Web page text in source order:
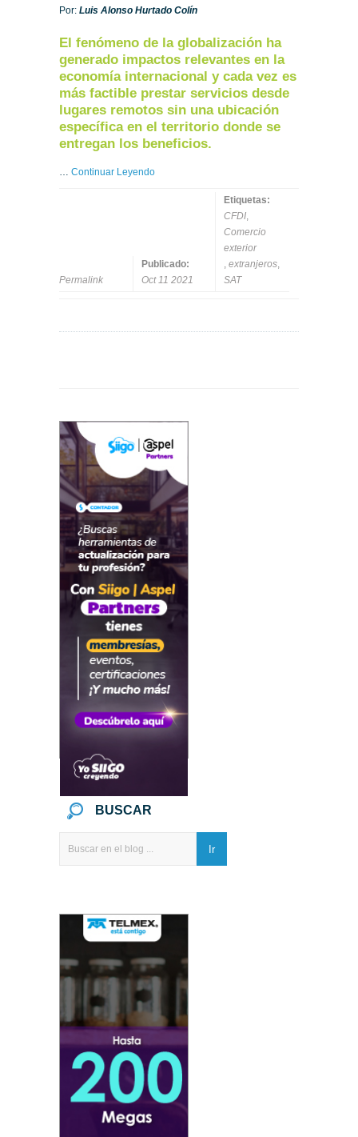
Por: Luis Alonso Hurtado Colín
El fenómeno de la globalización ha
generado impactos relevantes en la
economía internacional y cada vez es
más factible prestar servicios desde
lugares remotos sin una ubicación
específica en el territorio donde se
entregan los beneficios.
… Continuar Leyendo
Permalink
Publicado:
Oct 11 2021
Etiquetas:
CFDI,
Comercio
exterior
, extranjeros,
SAT
BUSCAR